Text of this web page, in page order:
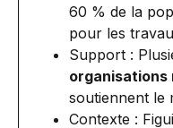
60 % de la
pour les
Support :
organisations
soutiennent le
Contexte :